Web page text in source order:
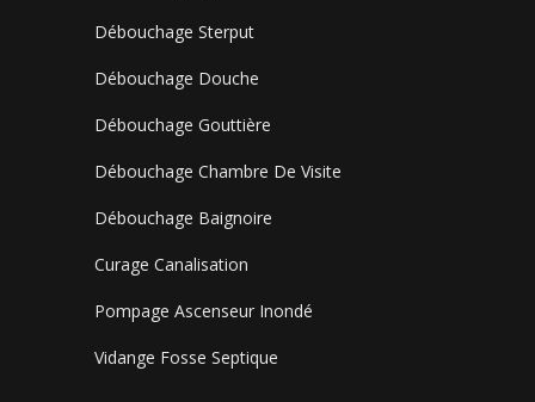
Débouchage Sterput
Débouchage Douche
Débouchage Gouttière
Débouchage Chambre De Visite
Débouchage Baignoire
Curage Canalisation
Pompage Ascenseur Inondé
Vidange Fosse Septique